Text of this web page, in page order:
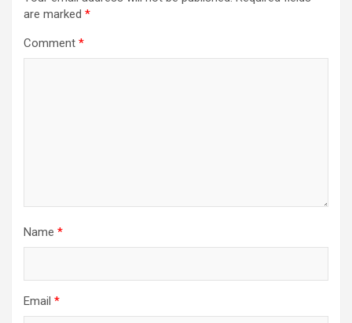
are marked *
Comment *
Name *
Email *